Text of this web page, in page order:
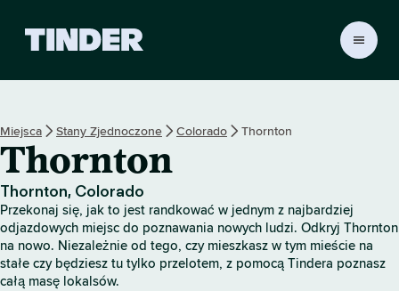
r
S
t
o
n
a
g
Miejsca Stany Zjednoczone Colorado Thornton
Thornton
Thornton, Colorado
Przekonaj się, jak to jest randkować w jednym z najbardziej
odjazdowych miejsc do poznawania nowych ludzi. Odkryj Thornton
na nowo. Niezależnie od tego, czy mieszkasz w tym mieście na
stałe czy będziesz tu tylko przelotem, z pomocą Tindera poznasz
całą masę lokalsów.